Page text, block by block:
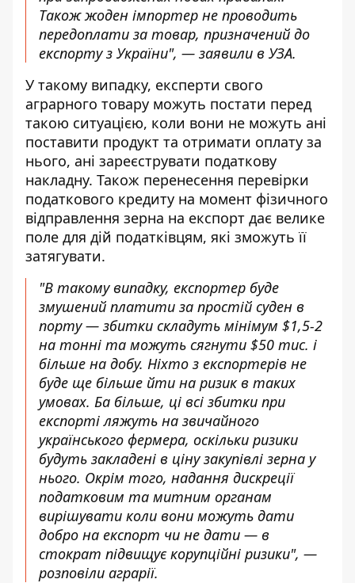
Також жоден імпортер не проводить
передоплати за товар, призначений до
експорту з України", — заявили в УЗА.
У такому випадку, експерти свого
аграрного товару можуть постати перед
такою ситуацією, коли вони не можуть ані
поставити продукт та отримати оплату за
нього, ані зареєструвати податкову
накладну. Також перенесення перевірки
податкового кредиту на момент фізичного
відправлення зерна на експорт дає велике
поле для дій податківцям, які зможуть її
затягувати.
"В такому випадку, експортер буде
змушений платити за простій суден в
порту — збитки складуть мінімум $1,5-2
на тонні та можуть сягнути $50 тис. і
більше на добу. Ніхто з експортерів не
буде ще більше йти на ризик в таких
умовах. Ба більше, ці всі збитки при
експорті ляжуть на звичайного
українського фермера, оскільки ризики
будуть закладені в ціну закупівлі зерна у
нього. Окрім того, надання дискреції
податковим та митним органам
вирішувати коли вони можуть дати
добро на експорт чи не дати — в
стократ підвищує корупційні ризики", —
розповіли аграрії.